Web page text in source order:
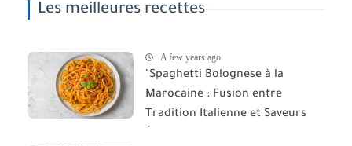
Les meilleures recettes
A few years ago
"Spaghetti Bolognese à la
Marocaine : Fusion entre
Tradition Italienne et Saveurs